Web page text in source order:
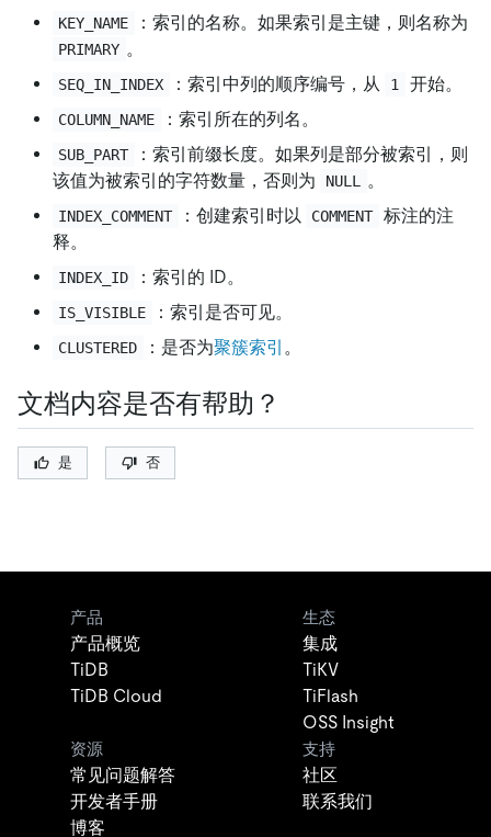
KEY_NAME ：索引的名称。如果索引是主键，则名称为
PRIMARY 。
SEQ_IN_INDEX ：索引中列的顺序编号，从 1 开始。
COLUMN_NAME ：索引所在的列名。
SUB_PART
：索引前缀长度。如果列是部分被索引，则
该值为被索引的字符数量，否则为
NULL 。
INDEX_COMMENT ：创建索引时以 COMMENT
标注的注
释。
INDEX_ID ：索引的 ID。
IS_VISIBLE ：索引是否可见。
CLUSTERED ：是否为聚簇索引 。
文档内容是否有帮助？
是 否
产品
产品概览
TiDB
TiDB Cloud
生态
集成
TiKV
TiFlash
OSS Insight
资源
常见问题解答
开发者手册
博客
支持
社区
联系我们